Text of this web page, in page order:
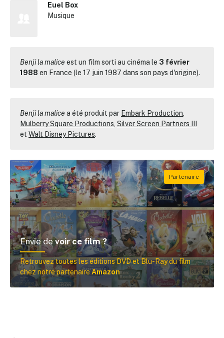
Euel Box
Musique
Benji la malice est un film sorti au cinéma le 3 février
1988 en France (le 17 juin 1987 dans son pays d'origine).
Benji la malice a été produit par Embark Production
Mulberry Square Productions Silver Screen Partners III
et Walt Disney Pictures.
Envie devoir ce film ?
Retrouvez toutes les éditions DVD et Blu-Ray du film
chez notre partenaireAmazon